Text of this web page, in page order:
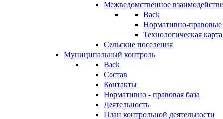
Межведомственное
Back
Нормативно-правовые
Технологическая
Сельские поселения
Муниципальный контроль
Back
Состав
Контакты
Нормативно - правовая база
Деятельность
План контрольной деятельности